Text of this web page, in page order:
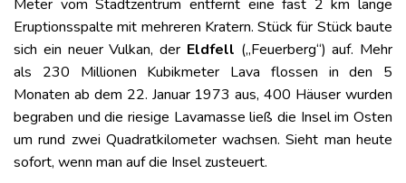
Meter vom Stadtzentrum entfernt eine fast 2 km lange
Eruptionsspalte mit mehreren Kratern. Stück für Stück baute
sich ein neuer Vulkan, der Eldfell („Feuerberg“) auf. Mehr
als 230 Millionen Kubikmeter Lava flossen in den 5
Monaten ab dem 22. Januar 1973 aus, 400 Häuser wurden
begraben und die ­riesige Lavamasse ließ die Insel im Osten
um rund zwei Quadratkilometer wachsen. Sieht man heute
sofort, wenn man auf die Insel zusteuert.